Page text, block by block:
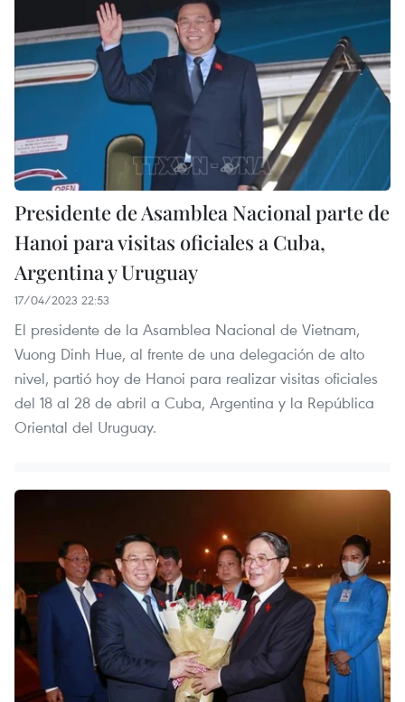
Presidente de Asamblea Nacional parte de
Hanoi para visitas oficiales a Cuba,
Argentina y Uruguay
17/04/2023 22:53
El presidente de la Asamblea Nacional de Vietnam,
Vuong Dinh Hue, al frente de una delegación de alto
nivel, partió hoy de Hanoi para realizar visitas oficiales
del 18 al 28 de abril a Cuba, Argentina y la República
Oriental del Uruguay.